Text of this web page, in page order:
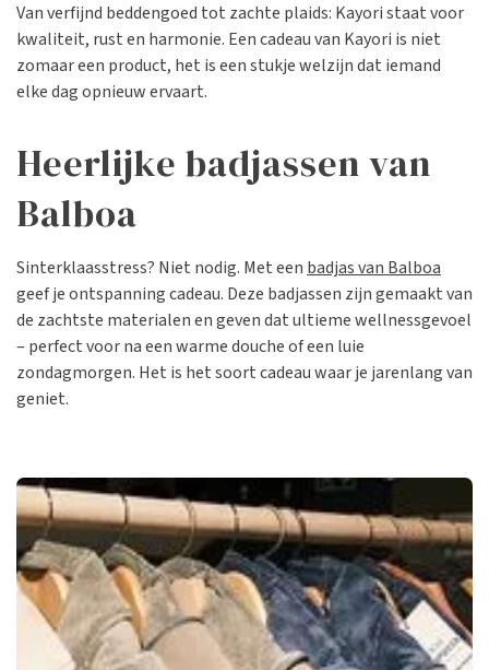
Van verfijnd beddengoed tot zachte plaids: Kayori staat voor
kwaliteit, rust en harmonie. Een cadeau van Kayori is niet
zomaar een product, het is een stukje welzijn dat iemand
elke dag opnieuw ervaart.
Heerlijke badjassen van
Balboa
Sinterklaasstress? Niet nodig. Met een badjas van Balboa
geef je ontspanning cadeau. Deze badjassen zijn gemaakt van
de zachtste materialen en geven dat ultieme wellnessgevoel
– perfect voor na een warme douche of een luie
zondagmorgen. Het is het soort cadeau waar je jarenlang van
geniet.